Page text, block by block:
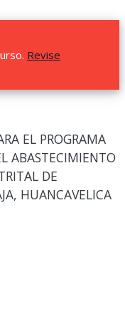
Revise
EL PROGRAMA
ABASTECIMIENTO
DE
HUANCAVELICA